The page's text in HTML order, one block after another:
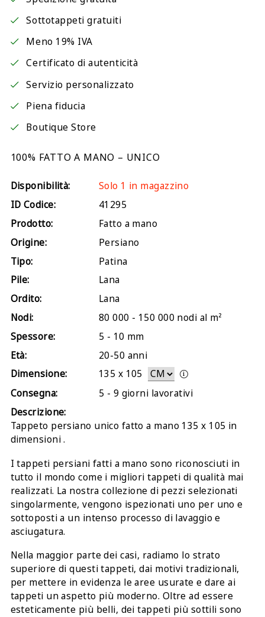
Sottotappeti gratuiti
Meno 19% IVA
Certificato di autenticità
Servizio personalizzato
Piena fiducia
Boutique Store
100% FATTO A MANO – UNICO
Disponibilità:
Solo 1 in magazzino
ID Codice:
41295
Prodotto:
Fatto a mano
Origine:
Persiano
Tipo:
Patina
Pile:
Lana
Ordito:
Lana
Nodi:
80 000 - 150 000 nodi al m²
Spessore:
5 - 10 mm
Età:
20-50 anni
Dimensione:
135 x 105
Consegna:
5 - 9 giorni lavorativi
Descrizione:
Tappeto persiano unico fatto a mano 135 x 105 in
dimensioni .
I tappeti persiani fatti a mano sono riconosciuti in
tutto il mondo come i migliori tappeti di qualità mai
realizzati. La nostra collezione di pezzi selezionati
singolarmente, vengono ispezionati uno per uno e
sottoposti a un intenso processo di lavaggio e
asciugatura.
Nella maggior parte dei casi, radiamo lo strato
superiore di questi tappeti, dai motivi tradizionali,
per mettere in evidenza le aree usurate e dare ai
tappeti un aspetto più moderno. Oltre ad essere
esteticamente più belli, dei tappeti più sottili sono